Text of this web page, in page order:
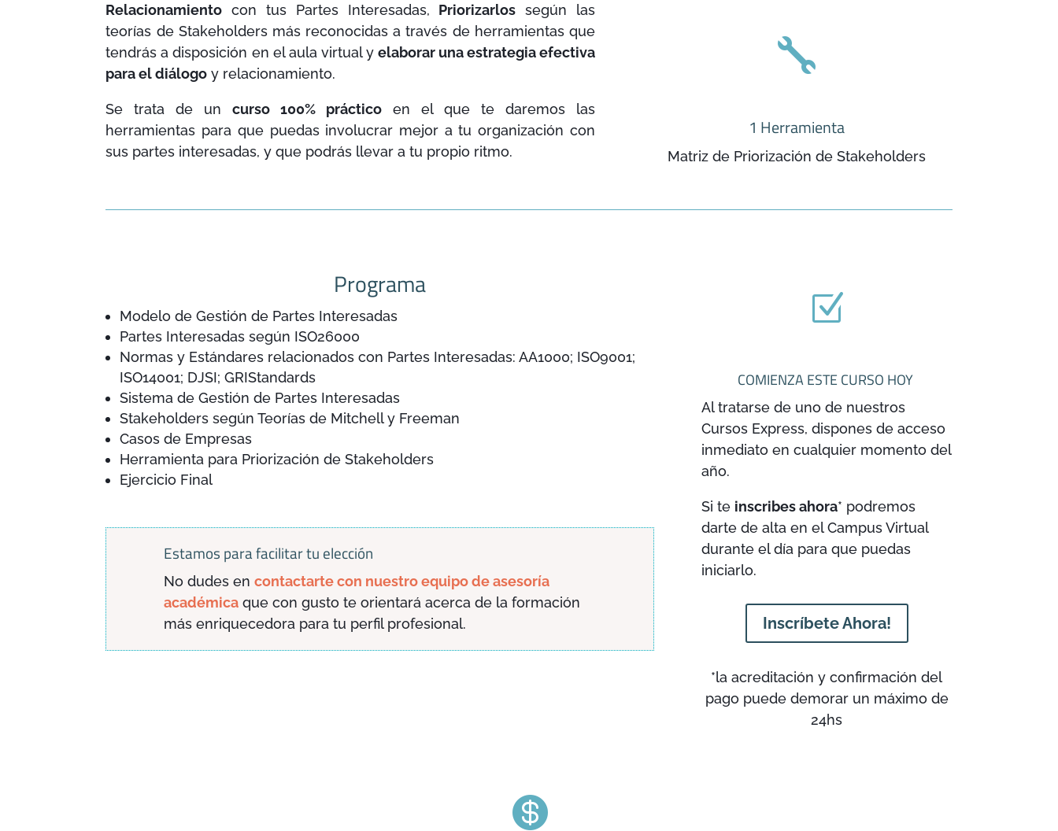
Relacionamiento con tus Partes Interesadas, Priorizarlos según las
teorías de Stakeholders más reconocidas a través de herramientas que
tendrás a disposición en el aula virtual y elaborar una estrategia efectiva
para el diálogo y relacionamiento.
Se trata de uncurso 100% práctico en el que te daremos las
herramientas para que puedas involucrar mejor a tu organización con
sus partes interesadas, y que podrás llevar a tu propio ritmo.

1 Herramienta
Matriz de Priorización de Stakeholders
Programa
Modelo de Gestión de Partes Interesadas
Partes Interesadas según ISO26000
Normas y Estándares relacionados con Partes Interesadas: AA1000; ISO9001;
ISO14001; DJSI; GRIStandards
Sistema de Gestión de Partes Interesadas
Stakeholders según Teorías de Mitchell y Freeman
Casos de Empresas
Herramienta para Priorización de Stakeholders
Ejercicio Final
Estamos para facilitar tu elección
No dudes en contactarte con nuestro equipo de asesoría
académicaque con gusto te orientará acerca de la formación
más enriquecedora para tu perfil profesional.
Z
COMIENZA ESTE CURSO HOY
Al tratarse de uno de nuestros
Cursos Express, dispones de acceso
inmediato en cualquier momento del
año.
Si te inscribes ahora* podremos
darte de alta en el Campus Virtual
durante el día para que puedas
iniciarlo.
Inscríbete Ahora!
*la acreditación y confirmación del
pago puede demorar un máximo de
24hs
